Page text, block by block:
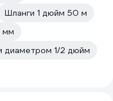
Шланги 1 дюйм 50 м
мм
диаметром 1/2 дюйм